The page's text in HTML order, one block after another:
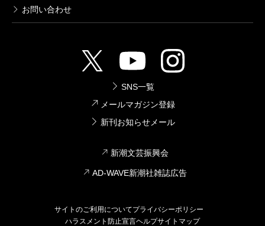
お問い合わせ
SNS一覧
メールマガジン登録
新刊お知らせメール
新潮文芸振興会
AD-WAVE新潮社雑誌広告
サイトのご利用についてプライバシーポリシー
ハラスメント防止宣言ヘルプサイトマップ